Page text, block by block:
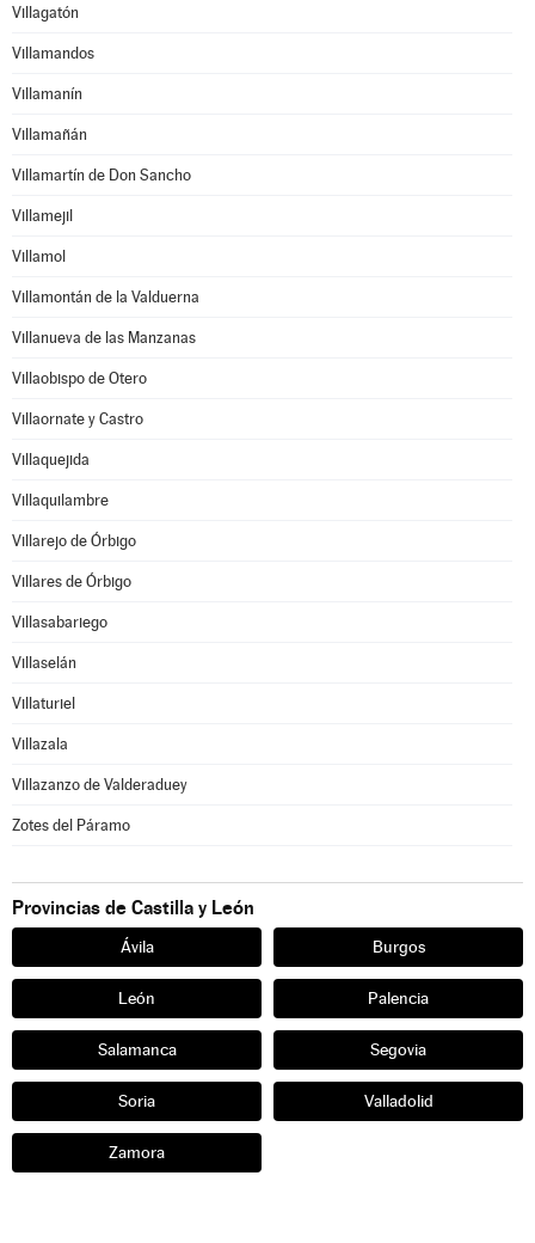
Villagatón
Villamandos
Villamanín
Villamañán
Villamartín de Don Sancho
Villamejil
Villamol
Villamontán de la Valduerna
Villanueva de las Manzanas
Villaobispo de Otero
Villaornate y Castro
Villaquejida
Villaquilambre
Villarejo de Órbigo
Villares de Órbigo
Villasabariego
Villaselán
Villaturiel
Villazala
Villazanzo de Valderaduey
Zotes del Páramo
Provincias de Castilla y León
Ávila Burgos
León Palencia
Salamanca Segovia
Soria Valladolid
Zamora